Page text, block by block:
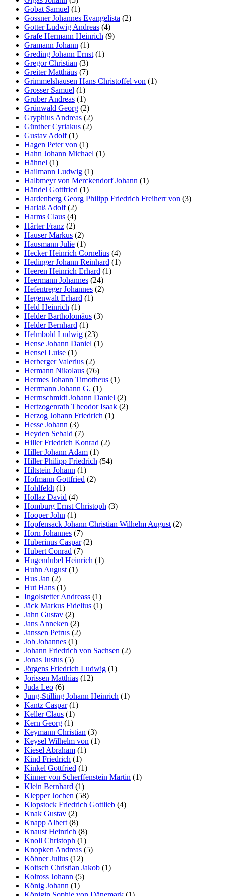
Gobat Samuel (1)
Gossner Johannes Evangelista (2)
Gotter Ludwig Andreas (4)
Grafe Hermann Heinrich (9)
Gramann Johann (1)
Greding Johann Ernst (1)
Gregor Christian (3)
Greiter Matthäus (7)
Grimmelshausen Hans Christoffel von (1)
Grosser Samuel (1)
Gruber Andreas (1)
Grünwald Georg (2)
Gryphius Andreas (2)
Günther Cyriakus (2)
Gustav Adolf(1)
Hagen Peter von (1)
Hahn Johann Michael (1)
Hähnel (1)
Hailmann Ludwig (1)
Halbmeyr von Merckendorf Johann (1)
Händel Gottfried (1)
Hardenberg Georg Philipp Friedrich Freiherr von (3)
Harlaß Adolf(2)
Harms Claus (4)
Härter Franz (2)
Hauser Markus (2)
Hausmann Julie (1)
Hecker Heinrich Cornelius (4)
Hedinger Johann Reinhard (1)
Heeren Heinrich Erhard (1)
Heermann Johannes (24)
Hefentreger Johannes (2)
Hegenwalt Erhard (1)
Held Heinrich (1)
Helder Bartholomäus (3)
Helder Bernhard (1)
Helmbold Ludwig (23)
Hense Johann Daniel (1)
Hensel Luise (1)
Herberger Valerius (2)
Hermann Nikolaus (76)
Hermes Johann Timotheus (1)
Herrmann Johann G. (1)
Herrnschmidt Johann Daniel (2)
Hertzogenrath Theodor Isaak (2)
Herzog Johann Friedrich (1)
Hesse Johann (3)
Heyden Sebald (7)
Hiller Friedrich Konrad (2)
Hiller Johann Adam (1)
Hiller Philipp Friedrich (54)
Hiltstein Johann (1)
Hofmann Gottfried (2)
Hohlfeldt (1)
Hollaz David (4)
Homburg Ernst Christoph (3)
Hooper John (1)
Hopfensack Johann Christian Wilhelm August (2)
Horn Johannes (7)
Huberinus Caspar(2)
Hubert Conrad (7)
Hugendubel Heinrich (1)
Huhn August (1)
Hus Jan (2)
Hut Hans (1)
Ingolstetter Andreass (1)
Jäck Markus Fidelius (1)
Jahn Gustav (2)
Jans Anneken (2)
Janssen Petrus (2)
Job Johannes (1)
Johann Friedrich von Sachsen (2)
Jonas Justus (5)
Jörgens Friedrich Ludwig (1)
Jorissen Matthias (12)
Juda Leo (6)
Jung-Stilling Johann Heinrich (1)
Kantz Caspar(1)
Keller Claus (1)
Kern Georg (1)
Keymann Christian (3)
Keysel Wilhelm von (1)
Kiesel Abraham (1)
Kind Friedrich (1)
Kinkel Gottfried (1)
Kinner von Scherffenstein Martin (1)
Klein Bernhard (1)
Klepper Jochen (58)
Klopstock Friedrich Gottlieb (4)
Knak Gustav (2)
Knapp Albert (8)
Knaust Heinrich (8)
Knoll Christoph (1)
Knopken Andreas (5)
Köbner Julius (12)
Koitsch Christian Jakob (1)
Kolross Johann (5)
König Johann (1)